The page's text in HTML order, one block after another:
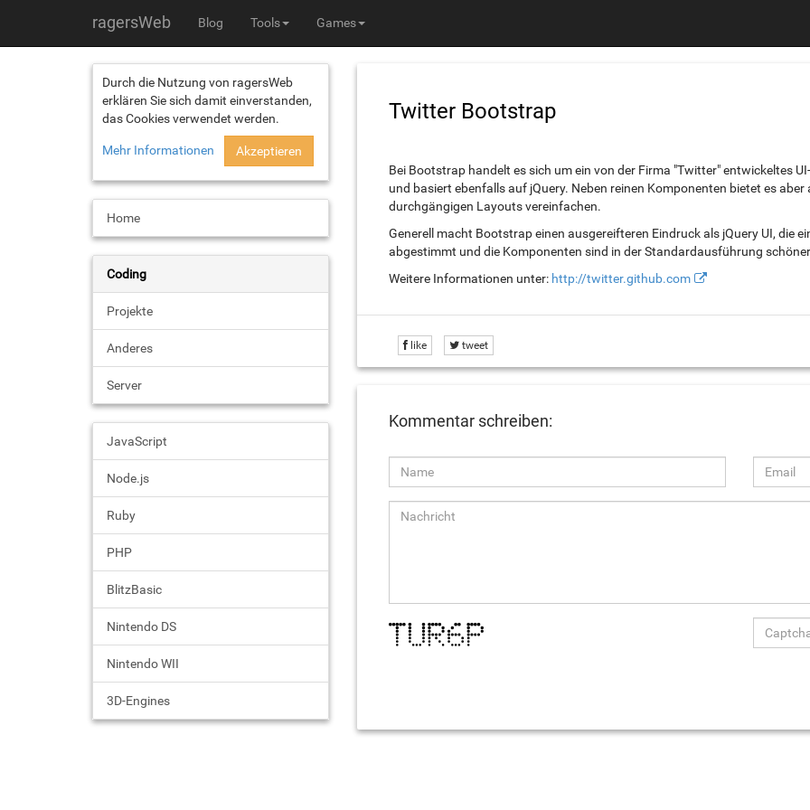
ragersWeb Blog Tools Games
Durch die Nutzung von ragersWeb
erklären Sie sich damit einverstanden,
das Cookies verwendet werden.
Mehr Informationen Akzeptieren
Home
Coding
Projekte
Anderes
Server
JavaScript
Node.js
Ruby
PHP
BlitzBasic
Nintendo DS
Nintendo WII
3D-Engines
Twitter Bootstrap
Bei Bootstrap handelt es sich um ein von der Firma "Twitter" entwickeltes
und basiert ebenfalls auf jQuery. Neben reinen Komponenten bietet es
durchgängigen Layouts vereinfachen.
Generell macht Bootstrap einen ausgereifteren Eindruck als jQuery UI, die
abgestimmt und die Komponenten sind in der Standardausführung
Weitere Informationen unter: http://twitter.github.com
like tweet
Kommentar schreiben: